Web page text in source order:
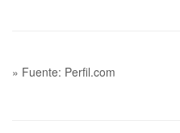
» Fuente: Perfil.com